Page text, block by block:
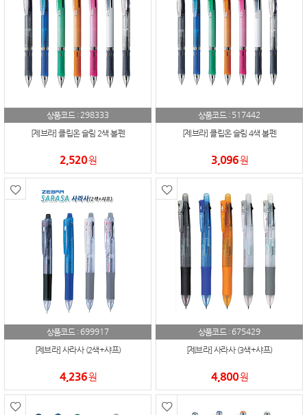
상품코드 :298333
[제브라] 클립온 슬림 2색 볼펜
2,520원
상품코드 : 517442
[제브라] 클립온 슬림 4색 볼펜
3,096원
상품코드 : 699917
[제브라] 사라사 (2색+샤프)
4,236원
상품코드 : 675429
[제브라] 사라사 (3색+샤프)
4,800원